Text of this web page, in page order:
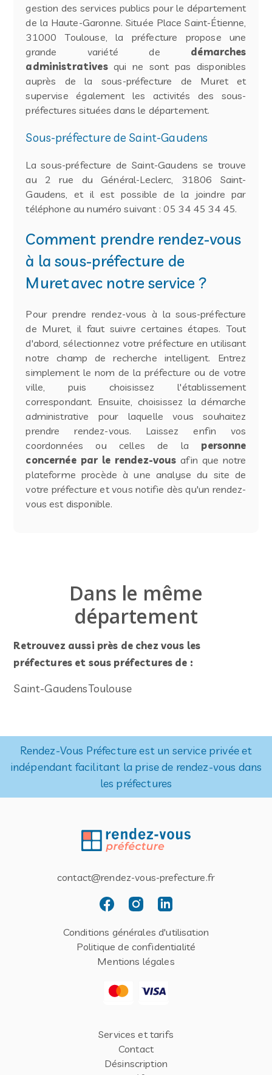
Dans le même
département
Retrouvez aussi près de chez vous les
préfectures et sous préfectures de :
Saint-GaudensToulouse
gestion des services publics pour le département
de la Haute-Garonne. Située Place Saint-Étienne,
31000 Toulouse, la préfecture propose une
grande variété de démarches
administrativesqui ne sont pas disponibles
auprès de la sous-préfecture de Muret et
supervise également les activités des sous-
préfectures situées dans le département.
Sous-préfecture de Saint-Gaudens
La sous-préfecture de Saint-Gaudens se trouve
au 2 rue du Général-Leclerc, 31806 Saint-
Gaudens, et il est possible de la joindre par
téléphone au numéro suivant : 05 34 45 34 45.
Comment prendre rendez-vous
à la sous-préfecture de
Muret avec notre service ?
Pour prendre rendez-vous à la sous-préfecture
de Muret, il faut suivre certaines étapes. Tout
d'abord, sélectionnez votre préfecture en utilisant
notre champ de recherche intelligent. Entrez
simplement le nom de la préfecture ou de votre
ville, puis choisissez l'établissement
correspondant. Ensuite, choisissez la démarche
administrative pour laquelle vous souhaitez
prendre rendez-vous. Laissez enfin vos
coordonnées ou celles de la personne
concernée par le rendez-vous afin que notre
plateforme procède à une analyse du site de
votre préfecture et vous notifie dès qu'un rendez-
vous est disponible.
Rendez-Vous Préfecture est un service privée et
indépendant facilitant la prise de rendez-vous dans
les préfectures
contact@rendez-vous-prefecture.fr
Conditions générales d'utilisation
Politique de confidentialité
Mentions légales
Services et tarifs
Contact
Désinscription